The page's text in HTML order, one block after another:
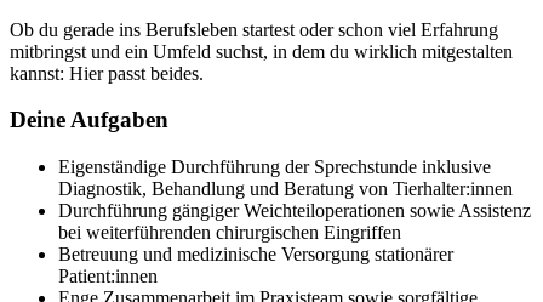
Ob du gerade ins Berufsleben startest oder schon viel Erfahrung
mitbringst und ein Umfeld suchst, in dem du wirklich mitgestalten
kannst: Hier passt beides.
Deine Aufgaben
Eigenständige Durchführung der Sprechstunde inklusive
Diagnostik, Behandlung und Beratung von Tierhalter:innen
Durchführung gängiger Weichteiloperationen sowie Assistenz
bei weiterführenden chirurgischen Eingriffen
Betreuung und medizinische Versorgung stationärer
Patient:innen